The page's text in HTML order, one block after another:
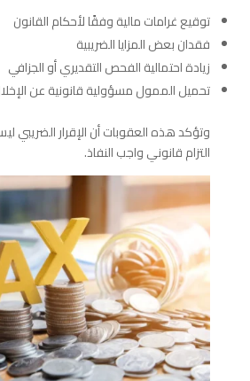
توقيع غرامات مالية وفقًا لأحكام القانون
فقدان بعض المزايا الضريبية
زيادة احتمالية الفحص التقديري أو الجزافي
تحميل الممول مسؤولية قانونية عن الإخلال
وتؤكد هذه العقوبات أن الإقرار الضريبي ليس
التزام قانوني واجب النفاذ.